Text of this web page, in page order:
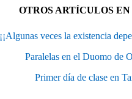
OTROS ARTÍCULOS
¡¡Algunas veces la existencia
Paralelas en el Duomo de
Primer día de clase en